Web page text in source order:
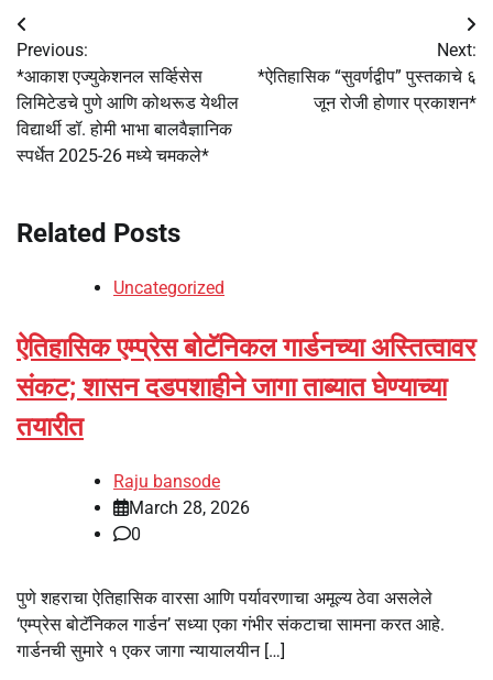
Post
navigation
Previous:
*आकाश एज्युकेशनल सर्व्हिसेस
लिमिटेडचे ​​पुणे आणि कोथरूड येथील
विद्यार्थी डॉ. होमी भाभा बालवैज्ञानिक
स्पर्धेत 2025-26 मध्ये चमकले*
Next:
*ऐतिहासिक “सुवर्णद्वीप” पुस्तकाचे ६
जून रोजी होणार प्रकाशन*
Related Posts
Uncategorized
ऐतिहासिक एम्प्रेस बोटॅनिकल गार्डनच्या अस्तित्वावर
संकट; शासन दडपशाहीने जागा ताब्यात घेण्याच्या
तयारीत
Raju bansode
March 28, 2026
0
पुणे शहराचा ऐतिहासिक वारसा आणि पर्यावरणाचा अमूल्य ठेवा असलेले
‘एम्प्रेस बोटॅनिकल गार्डन’ सध्या एका गंभीर संकटाचा सामना करत आहे.
गार्डनची सुमारे १ एकर जागा न्यायालयीन […]